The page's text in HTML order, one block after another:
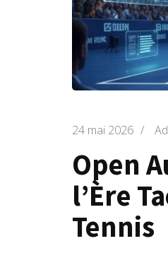
24 mai 2026 /
Open
l’Ère
Tennis